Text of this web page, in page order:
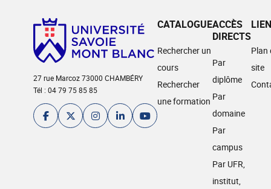
27 rue Marcoz 73000 CHAMBÉRY
Tél : 04 79 75 85 85
CATALOGUE
Rechercher un
cours
Rechercher
une formation
ACCÈS
DIRECTS
Par
diplôme
Par
domaine
Par
campus
Par UFR,
institut,
Plan
site